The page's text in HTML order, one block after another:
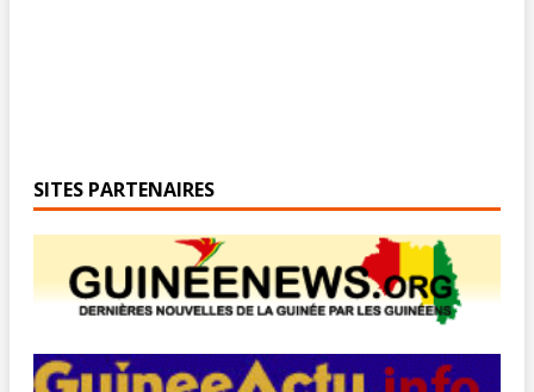
SITES PARTENAIRES